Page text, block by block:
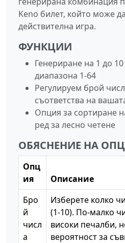
Keno билет, който може
действителна игра.
ФУНКЦИИ
Генериране на 1 до
диапазона 1-64
Регулируем брой
съответства на
Опция за сортиране
ред за лесно четене
ОБЯСНЕНИЕ НА
Опц
ия
Описание
Бро
й
числ
а
Изберете колко
(1-10). По-малко
високи печалби,
вероятност за